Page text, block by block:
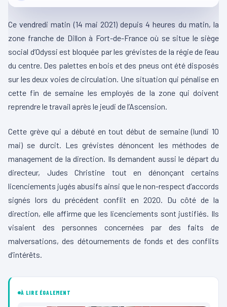
Ce vendredi matin (14 mai 2021) depuis 4 heures du matin, la
zone franche de Dillon à Fort-de-France où se situe le siège
social d’Odyssi est bloquée par les grévistes de la régie de l’eau
du centre. Des palettes en bois et des pneus ont été disposés
sur les deux voies de circulation. Une situation qui pénalise en
cette fin de semaine les employés de la zone qui doivent
reprendre le travail après le jeudi de l’Ascension.
Cette grève qui a débuté en tout début de semaine (lundi 10
mai) se durcit. Les grévistes dénoncent les méthodes de
management de la direction. Ils demandent aussi le départ du
directeur, Judes Christine tout en dénonçant certains
licenciements jugés abusifs ainsi que le non-respect d’accords
signés lors du précédent conflit en 2020. Du côté de la
direction, elle affirme que les licenciements sont justifiés. Ils
visaient des personnes concernées par des faits de
malversations, des détournements de fonds et des conflits
d’intérêts.
À LIRE ÉGALEMENT